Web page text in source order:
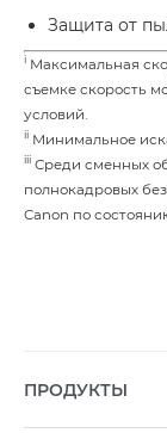
Защита от
i Максимальная
съемке скорость
условий.
ii Минимальное
iii Среди сменных
полнокадровых
Canon по
ПРОДУКТЫ